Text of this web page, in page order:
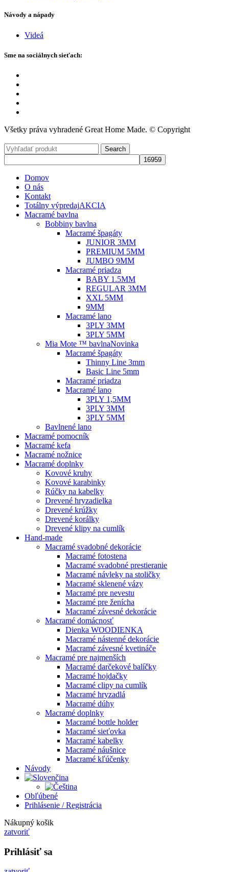
Návody a nápady
Videá
Sme na sociálnych sieťach:
Všetky práva vyhradené Great Home Made. © Copyright
Search
Domov
O nás
Kontakt
Totálny výpredajAKCIA
Macramé bavlna
Bobbiny bavlna
Macramé špagáty
JUNIOR 3MM
PREMIUM 5MM
JUMBO 9MM
Macramé priadza
BABY 1.5MM
REGULAR 3MM
XXL 5MM
9MM
Macramé lano
3PLY 3MM
3PLY 5MM
Mia Mote ™ bavlnaNovinka
Macramé špagáty
Thinny Line 3mm
Basic Line 5mm
Macramé priadza
Macramé lano
3PLY 1,5MM
3PLY 3MM
3PLY 5MM
Bavlnené lano
Macramé pomocník
Macramé kefa
Macramé nožnice
Macramé doplnky
Kovové kruhy
Kovové karabinky
Rúčky na kabelky
Drevené hryzadielka
Drevené krúžky
Drevené korálky
Drevené klipy na cumlík
Hand-made
Macramé svadobné dekorácie
Macramé fotostena
Macramé svadobné prestieranie
Macramé návleky na stoličky
Macramé sklenené vázy
Macramé pre nevestu
Macramé pre ženícha
Macramé závesné dekorácie
Macramé domácnosť
Dienka WOODIENKA
Macramé nástenné dekorácie
Macramé závesné kvetináče
Macramé pre najmenších
Macramé darčekové balíčky
Macramé hojdačky
Macramé clipy na cumlík
Macramé hryzadlá
Macramé dúhy
Macramé doplnky
Macramé bottle holder
Macramé sieťovka
Macramé kabelky
Macramé náušnice
Macramé kľúčenky
Návody
Obľúbené
Prihlásenie / Registrácia
Nákupný košik
zatvoriť
Prihlásiť sa